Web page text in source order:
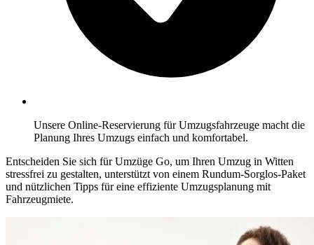
Unsere Online-Reservierung für Umzugsfahrzeuge macht die
Planung Ihres Umzugs einfach und komfortabel.
Entscheiden Sie sich für Umzüge Go, um Ihren Umzug in Witten
stressfrei zu gestalten, unterstützt von einem Rundum-Sorglos-Paket
und nützlichen Tipps für eine effiziente Umzugsplanung mit
Fahrzeugmiete.